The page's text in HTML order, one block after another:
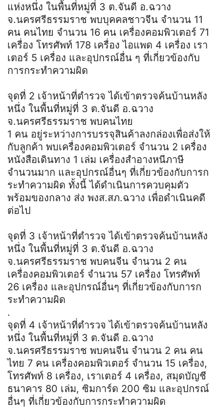
แห่งหนึ่ง ในพื้นที่หมู่ที่ 3 ต.จันดี อ.ฉวาง
จ.นครศรีธรรมราช พบบุคคลชาวจีน จำนวน 11
คน คนไทย จำนวน 16 คน เครื่องคอมพิวเตอร์ 71
เครื่อง โทรศัพท์ 178 เครื่อง ไอแพด 4 เครื่อง เรา
เตอร์ 5 เครื่อง และอุปกรณ์อื่น ๆ ที่เกี่ยวข้องกับ
การกระทำความผิด
จุดที่ 2 เจ้าหน้าที่ตำรวจ ได้เข้าตรวจค้นบ้านหลัง
หนึ่ง ในพื้นที่หมู่ที่ 3 ต.จันดี อ.ฉวาง
จ.นครศรีธรรมราช พบคนไทย
1 คน อยู่ระหว่างการบรรจุสินค้าลงกล่องเพื่อส่งให้
กับลูกค้า พบเครื่องคอมพิวเตอร์ จำนวน 2 เครื่อง
หนังสือเดินทาง 1 เล่ม เครื่องสำอางหนีภาษี
จำนวนมาก และอุปกรณ์อื่นๆ ที่เกี่ยวข้องกับการก
ระทำความผิด ทั้งนี้ ได้ดำเนินการควบคุมตัว
พร้อมของกลาง ส่ง พงส.สภ.ฉวาง เพื่อดำเนินคดี
ต่อไป
จุดที่ 3 เจ้าหน้าที่ตำรวจ ได้เข้าตรวจค้นบ้านหลัง
หนึ่ง ในพื้นที่หมู่ที่ 3 ต.จันดี อ.ฉวาง
จ.นครศรีธรรมราช พบคนจีน จำนวน 2 คน
เครื่องคอมพิวเตอร์ จำนวน 57 เครื่อง โทรศัพท์
26 เครื่อง และอุปกรณ์อื่นๆ ที่เกี่ยวข้องกับการก
ระทำความผิด
.
จุดที่ 4 เจ้าหน้าที่ตำรวจ ได้เข้าตรวจค้นบ้านหลัง
หนึ่ง ในพื้นที่หมู่ที่ 3 ต.จันดี อ.ฉวาง
จ.นครศรีธรรมราช พบคนจีน จำนวน 2 คน คน
ไทย 7 คน เครื่องคอมพิวเตอร์ จำนวน 15 เครื่อง,
โทรศัพท์ 8 เครื่อง, เราเตอร์ 4 เครื่อง, สมุดบัญชี
ธนาคาร 80 เล่ม, ซิมการ์ด 200 ซิม และอุปกรณ์
อื่นๆ ที่เกี่ยวข้องกับการกระทำความผิด